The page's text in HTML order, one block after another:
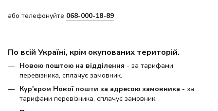
або телефонуйте 068-000-18-89
По всій Україні, крім окупованих територій.
Новою поштою на відділення - за тарифами
перевізника, сплачує замовник.
Кур'єром Нової пошти за адресою замовника - за
тарифами перевізника, сплачує замовник.